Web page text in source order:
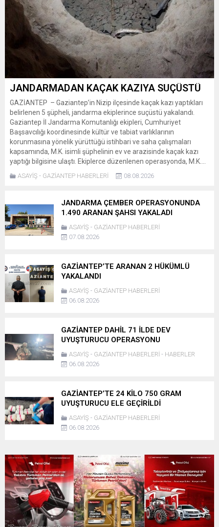
JANDARMADAN KAÇAK KAZIYA SUÇÜSTÜ
GAZİANTEP – Gaziantep’in Nizip ilçesinde kaçak kazı yaptıkları
belirlenen 5 şüpheli, jandarma ekiplerince suçüstü yakalandı.
Gaziantep İl Jandarma Komutanlığı ekipleri, Cumhuriyet
Başsavcılığı koordinesinde kültür ve tabiat varlıklarının
korunmasına yönelik yürüttüğü istihbari ve saha çalışmaları
kapsamında, M.K. isimli şüphelinin ev ve arazisinde kaçak kazı
yaptığı bilgisine ulaştı. Ekiplerce düzenlenen operasyonda, M.K....
ASAYİŞ - GAZİANTEP HABERLERİ 08.08.2026
JANDARMA ÇEMBER OPERASYONUNDA
1.490 ARANAN ŞAHSI YAKALADI
ASAYİŞ - GAZİANTEP HABERLERİ
07.08.2026
GAZİANTEP’TE ARANAN 2 HÜKÜMLÜ
YAKALANDI
ASAYİŞ - GAZİANTEP HABERLERİ
06.08.2026
GAZİANTEP DAHİL 71 İLDE DEV
UYUŞTURUCU OPERASYONU
ASAYİŞ - GAZİANTEP HABERLERİ - HABERLER
06.08.2026
GAZİANTEP’TE 24 KİLO 750 GRAM
UYUŞTURUCU ELE GEÇİRİLDİ
ASAYİŞ - GAZİANTEP HABERLERİ
06.08.2026